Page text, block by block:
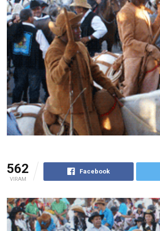
562
VIRAM
Facebook